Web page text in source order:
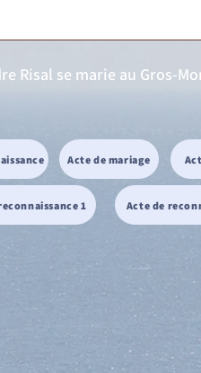
Risal se marie au Gros-
Acte de mariage
1 Acte de